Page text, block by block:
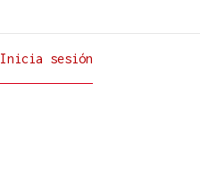
Inicia sesión